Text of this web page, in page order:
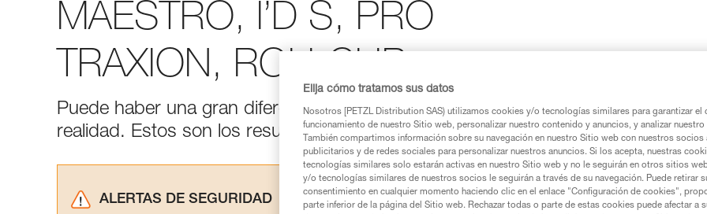
MAESTRO, I’D S, PRO
TRAXION, ROLLCLIP...
Puede haber una gran diferencia entre la eficacia teórica de un polipasto y la
realidad. Estos son los resultados de los ensayos realizados en el laboratorio
ALERTAS DE SEGURIDAD
Elija cómo tratamos sus datos
Nosotros [PETZL Distribution SAS) utilizamos cookies y/o tecnologías similares para garantizar el
funcionamiento de nuestro Sitio web, personalizar nuestro contenido y anuncios, y analizar
También compartimos información sobre su navegación en nuestro Sitio web con nuestros socios
publicitarios y de redes sociales para personalizar nuestros anuncios. Si los acepta, nuestras
tecnologías similares solo estarán activas en nuestro Sitio web y no le seguirán en otros sitios
y/o tecnologías similares de nuestros socios le seguirán a través de su navegación. Puede retirar
consentimiento en cualquier momento haciendo clic en el enlace "Configuración de cookies",
parte inferior de la página del Sitio web. Rechazar todas o parte de estas cookies puede afectar a